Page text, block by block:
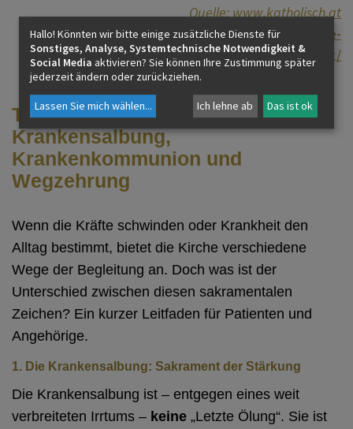
Quelle: www.katholisch.at
www.eds.at/glaube-feiern/sakramente-
feiern/krankensalbung/
Trost und Beistand:
Krankensalbung,
Krankenkommunion und
Wegzehrung
Wenn die Kräfte schwinden oder Krankheit den
Alltag bestimmt, bietet die Kirche verschiedene
Wege der Begleitung an. Doch was ist der
Unterschied zwischen diesen sakramentalen
Zeichen? Ein kurzer Leitfaden für Patienten und
Angehörige.
1. Die Krankensalbung: Sakrament der Stärkung
Die Krankensalbung ist – entgegen eines weit
verbreiteten Irrtums – keine „Letzte Ölung“. Sie ist
Hallo! Könnten wir bitte einige zusätzliche Dienste für
Sonstiges, Analyse, Systemtechnische Notwendigkeit &
Social Media aktivieren? Sie können Ihre Zustimmung später
jederzeit ändern oder zurückziehen.
Lassen Sie mich wählen... Ich lehne ab Das ist ok